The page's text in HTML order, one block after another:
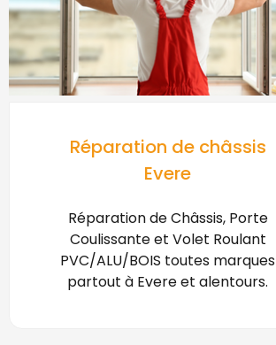
Réparation de châssis
Evere
Réparation de Châssis, Porte
Coulissante et Volet Roulant
PVC/ALU/BOIS toutes marques
partout à Evere et alentours.